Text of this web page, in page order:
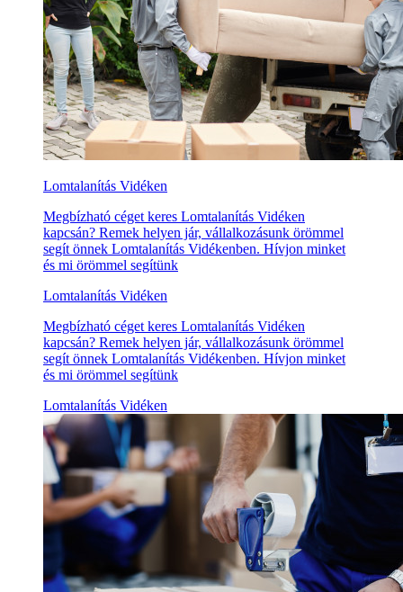
Lomtalanítás Vidéken
Megbízható céget keres Lomtalanítás Vidéken
kapcsán? Remek helyen jár, vállalkozásunk örömmel
segít önnek Lomtalanítás Vidékenben. Hívjon minket
és mi örömmel segítünk
Lomtalanítás Vidéken
Megbízható céget keres Lomtalanítás Vidéken
kapcsán? Remek helyen jár, vállalkozásunk örömmel
segít önnek Lomtalanítás Vidékenben. Hívjon minket
és mi örömmel segítünk
Lomtalanítás Vidéken